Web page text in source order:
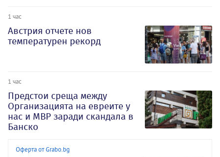
1 час
Австрия отчете нов
температурен рекорд
1 час
Предстои среща между
Организацията на евреите у
нас и МВР заради скандала в
Банско
Оферта от Grabo.bg